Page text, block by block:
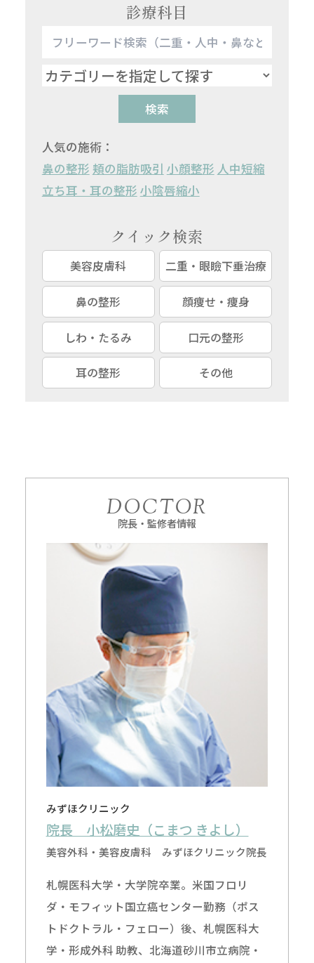
診療科目
検索
人気の施術：
鼻の整形 頬の脂肪吸引 小顔整形 人中短縮
立ち耳・耳の整形 小陰唇縮小
クイック検索
美容皮膚科 二重・眼瞼下垂治療
鼻の整形 顔痩せ・痩身
しわ・たるみ 口元の整形
耳の整形 その他
DOCTOR
院長・監修者情報
みずほクリニック
院長 小松磨史（こまつ きよし）
美容外科・美容皮膚科 みずほクリニック院長
札幌医科大学・大学院卒業。米国フロリ
ダ・モフィット国立癌センター勤務（ポス
トドクトラル・フェロー）後、札幌医科大
学・形成外科 助教、北海道砂川市立病院・